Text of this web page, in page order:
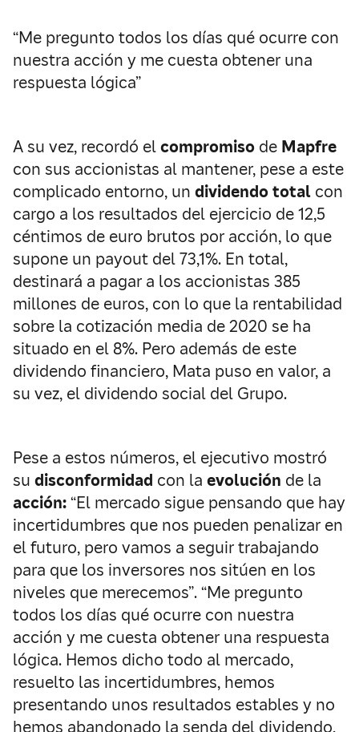
“Me pregunto todos los días qué ocurre con
nuestra acción y me cuesta obtener una
respuesta lógica”
A su vez, recordó elcompromiso de Mapfre
con sus accionistas al mantener, pese a este
complicado entorno, un dividendo total con
cargo a los resultados del ejercicio de 12,5
céntimos de euro brutos por acción, lo que
supone un payout del 73,1%. En total,
destinará a pagar a los accionistas 385
millones de euros, con lo que la rentabilidad
sobre la cotización media de 2020 se ha
situado en el 8%. Pero además de este
dividendo financiero, Mata puso en valor, a
su vez, el dividendo social del Grupo.
Pese a estos números, el ejecutivo mostró
su disconformidad con la evolución de la
acción:“El mercado sigue pensando que hay
incertidumbres que nos pueden penalizar en
el futuro, pero vamos a seguir trabajando
para que los inversores nos sitúen en los
niveles que merecemos”. “Me pregunto
todos los días qué ocurre con nuestra
acción y me cuesta obtener una respuesta
lógica. Hemos dicho todo al mercado,
resuelto las incertidumbres, hemos
presentando unos resultados estables y no
hemos abandonado la senda del dividendo,